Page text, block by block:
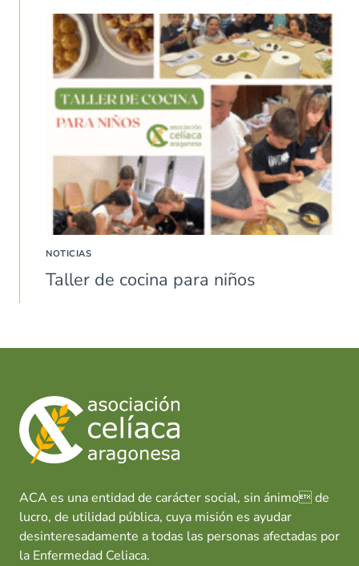
NOTICIAS
Taller de cocina para niños
ACA es una entidad de carácter social, sin ánimo de
lucro, de utilidad pública, cuya misión es ayudar
desinteresadamente a todas las personas afectadas por
la Enfermedad Celiaca.